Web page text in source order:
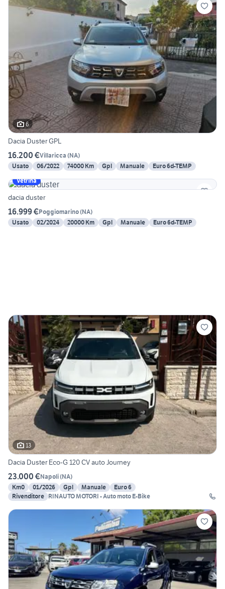
6
Dacia Duster GPL
16.200 €Villaricca (NA)
Usato
06/2022 74000 Km Gpl Manuale
Euro 6d-TEMP
Vetrina
dacia duster
16.999 €Poggiomarino(NA)
Usato
02/2024 20000 Km Gpl Manuale Euro 6d-TEMP
13
Dacia Duster Eco-G 120 CV auto Journey
23.000 €Napoli(NA)
Km0
01/2026 Gpl Manuale
Euro 6
Rivenditore
RINAUTO MOTORI - Auto moto E-Bike